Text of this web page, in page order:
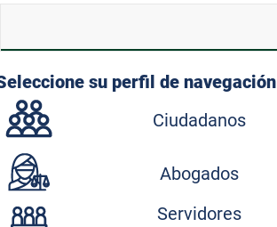
su perfil de navegación
Ciudadanos
Abogados
Servidores